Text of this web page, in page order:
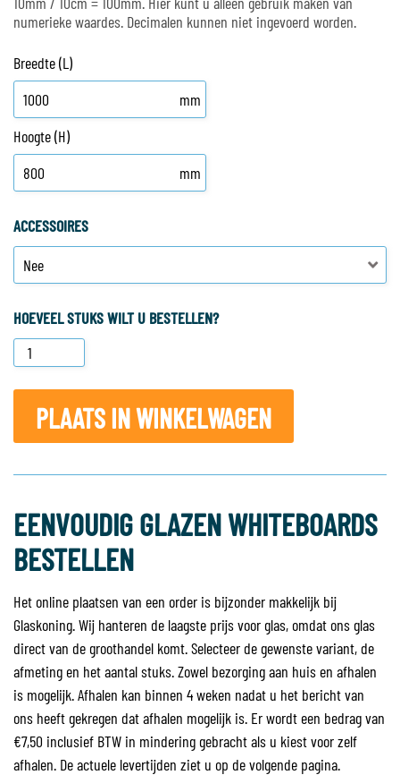
numerieke waardes. Decimalen kunnen niet ingevoerd worden.
Breedte (L)
mm
Hoogte (H)
mm
ACCESSOIRES
HOEVEEL STUKS WILT U BESTELLEN?
PLAATS IN WINKELWAGEN
EENVOUDIG GLAZEN WHITEBOARDS
BESTELLEN
Het online plaatsen van een order is bijzonder makkelijk bij
Glaskoning. Wij hanteren de laagste prijs voor glas, omdat ons glas
direct van de groothandel komt. Selecteer de gewenste variant, de
afmeting en het aantal stuks. Zowel bezorging aan huis en afhalen
is mogelijk. Afhalen kan binnen 4 weken nadat u het bericht van
ons heeft gekregen dat afhalen mogelijk is. Er wordt een bedrag van
€7,50 inclusief BTW in mindering gebracht als u kiest voor zelf
afhalen. De actuele levertijden ziet u op de volgende pagina.